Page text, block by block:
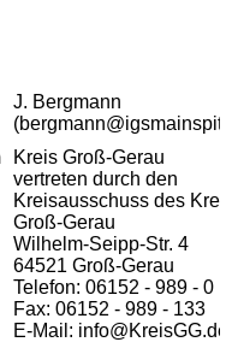
J. Bergmann
Kreis Groß-Gerau
vertreten durch den
Kreisausschuss des
Groß-Gerau
Wilhelm-Seipp-Str. 4
64521 Groß-Gerau
Telefon: 06152 - 989 - 0
Fax: 06152 - 989 - 133
E-Mail: info@KreisGG.de